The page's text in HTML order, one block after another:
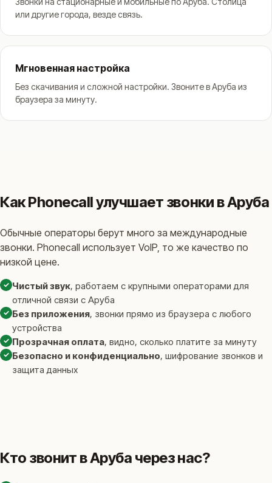
или другие города, везде связь.
Мгновенная настройка
Без скачивания и сложной настройки. Звоните в Аруба из
браузера за минуту.
Как Phonecall улучшает звонки в Аруба
Обычные операторы берут много за международные
звонки. Phonecall использует VoIP, то же качество по
низкой цене.
✓ Чистый звук, работаем с крупными операторами для
отличной связи с Аруба
✓ Без приложения, звонки прямо из браузера с любого
устройства
✓ Прозрачная оплата, видно, сколько платите за минуту
✓ Безопасно и конфиденциально, шифрование звонков и
защита данных
Кто звонит в Аруба через нас?